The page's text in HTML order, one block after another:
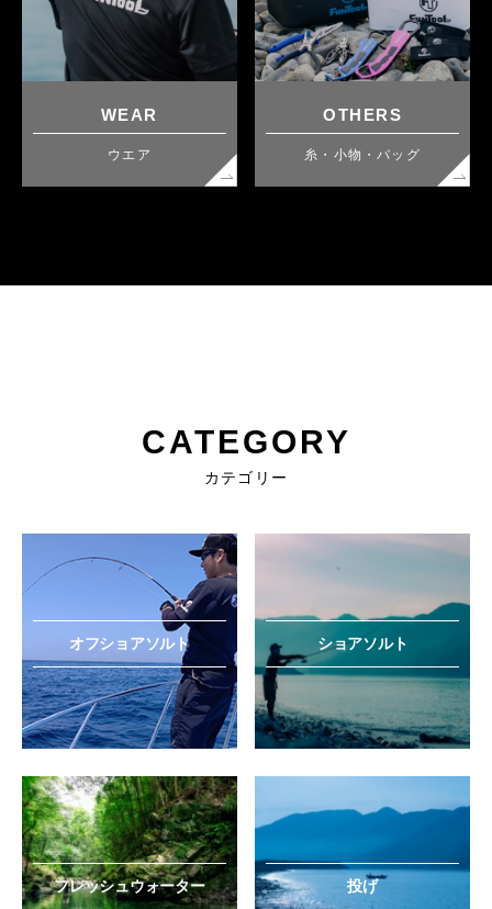
WEAR
ウエア
OTHERS
糸・小物・バッグ
CATEGORY
カテゴリー
オフショアソルト ショアソルト
フレッシュウォーター 投げ